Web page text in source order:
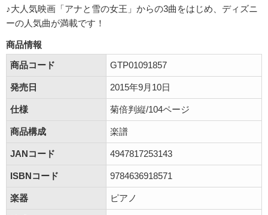
♪大人気映画「アナと雪の女王」からの3曲をはじめ、ディズニ
ーの人気曲が満載です！
商品情報
商品コード
GTP01091857
発売日 2015年9月10日
仕様 菊倍判縦/104ページ
商品構成 楽譜
JANコード 4947817253143
ISBNコード 9784636918571
楽器 ピアノ